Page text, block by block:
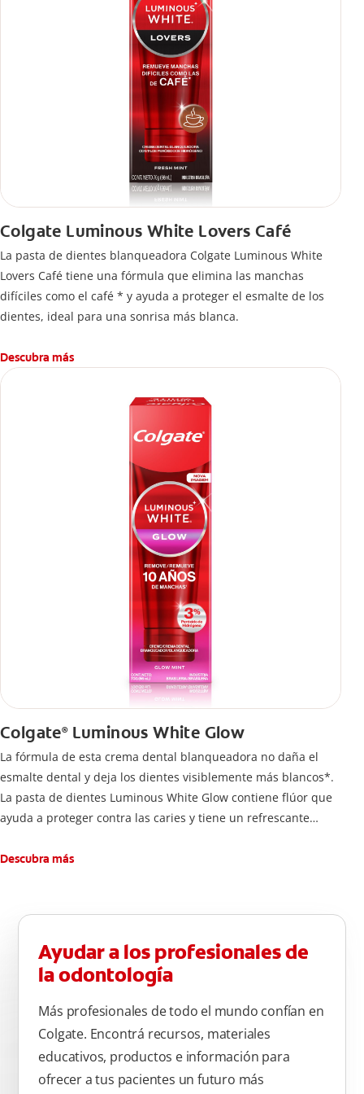
Colgate Luminous White Lovers Café
La pasta de dientes blanqueadora Colgate Luminous White
Lovers Café tiene una fórmula que elimina las manchas
difíciles como el café * y ayuda a proteger el esmalte de los
dientes, ideal para una sonrisa más blanca.
Descubra más
Colgate®Luminous White Glow
La fórmula de esta crema dental blanqueadora no daña el
esmalte dental y deja los dientes visiblemente más blancos*.
La pasta de dientes Luminous White Glow contiene flúor que
ayuda a proteger contra las caries y tiene un refrescante
Para una buena higiene bucal, cepíllese los dientes dos veces
-Remueve manchas profundas
-Seguro con el esmalte
-Anticaries
comida, al menos dos veces al día durante un minuto.
Enjuague bien después del cepillado. Se recomienda utilizar
un cepillo de dientes con cerdas suaves.
No usar en menores de 18 años. Siga las recomendaciones de
Descubra más
Ayudar a los profesionales de
la odontología
Más profesionales de todo el mundo confían en
Colgate. Encontrá recursos, materiales
educativos, productos e información para
ofrecer a tus pacientes un futuro más